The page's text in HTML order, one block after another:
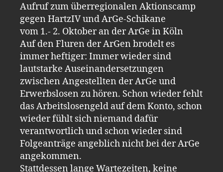
Aufruf zum überregionalen Aktionscamp
gegen HartzIV und ArGe-Schikane
vom 1.- 2. Oktober an der ArGe in Köln
Auf den Fluren der ArGen brodelt es
immer heftiger: Immer wieder sind
lautstarke Auseinandersetzungen
zwischen Angestellten der ArGe und
Erwerbslosen zu hören. Schon wieder fehlt
das Arbeitslosengeld auf dem Konto, schon
wieder fühlt sich niemand dafür
verantwortlich und schon wieder sind
Folgeanträge angeblich nicht bei der ArGe
angekommen.
Stattdessen lange Wartezeiten, keine